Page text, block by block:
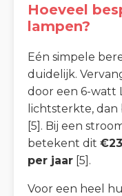
Hoeveel
lampen?
Eén simpele
duidelijk.
door een 6-watt
lichtsterkte, dan
[5]. Bij een
betekent dit
per jaar [5].
Voor een heel